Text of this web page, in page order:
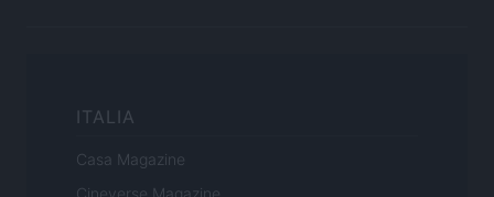
ITALIA
Casa Magazine
Cineverse Magazine